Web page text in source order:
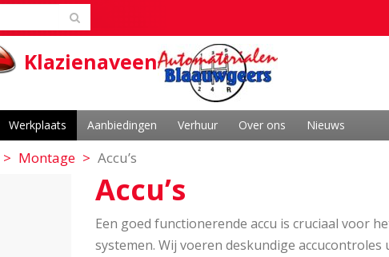
Klazienaveen
Werkplaats Aanbiedingen Verhuur Over ons Nieuws
Montage Accu’s
Accu’s
Een goed functionerende accu is cruciaal voor
systemen. Wij voeren deskundige